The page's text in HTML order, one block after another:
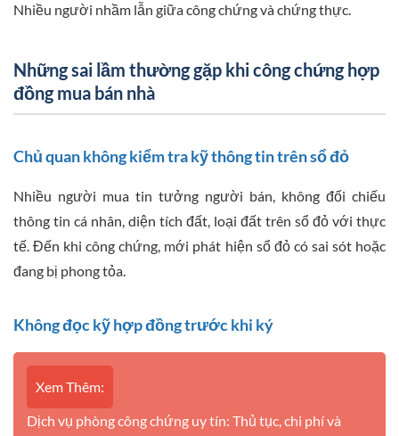
Nhiều người nhầm lẫn giữa công chứng và chứng thực.
Những sai lầm thường gặp khi công chứng hợp
đồng mua bán nhà
Chủ quan không kiểm tra kỹ thông tin trên sổ đỏ
Nhiều người mua tin tưởng người bán, không đối chiếu
thông tin cá nhân, diện tích đất, loại đất trên sổ đỏ với thực
tế. Đến khi công chứng, mới phát hiện sổ đỏ có sai sót hoặc
đang bị phong tỏa.
Không đọc kỹ hợp đồng trước khi ký
Xem Thêm:
Dịch vụ phòng công chứng uy tín: Thủ tục, chi phí và